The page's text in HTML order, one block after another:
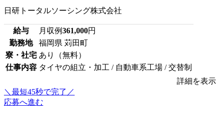
日研トータルソーシング株式会社
給与 月収例361,000円
勤務地
福岡県 苅田町
寮・社宅 あり（無料）
仕事内容 タイヤの組立・加工 / 自動車系工場 / 交替制
詳細を表示
＼最短45秒で完了／
応募へ進む